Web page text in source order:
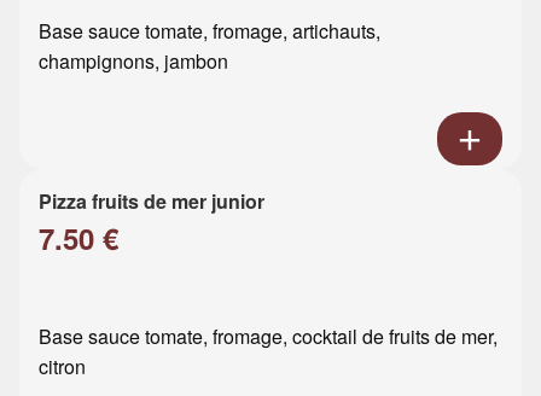
Base sauce tomate, fromage, artichauts,
champignons, jambon
Pizza fruits de mer junior
7.50 €
Base sauce tomate, fromage, cocktail de fruits de mer,
citron